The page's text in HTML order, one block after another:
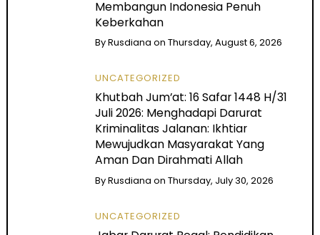
Membangun Indonesia Penuh
Keberkahan
ByRusdiana onThursday, August 6, 2026
UNCATEGORIZED
Khutbah Jum’at: 16 Safar 1448 H/31
Juli 2026: Menghadapi Darurat
Kriminalitas Jalanan: Ikhtiar
Mewujudkan Masyarakat Yang
Aman Dan Dirahmati Allah
ByRusdiana onThursday, July 30, 2026
UNCATEGORIZED